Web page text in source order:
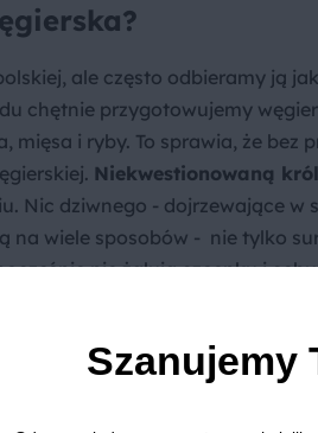
ale często odbieramy ją
chętnie przygotowujemy
mięsa i ryby. To sprawia, że bez
Niekwestionowaną
Nic dziwnego - dojrzewające w
na wiele sposobów - nie tylko
nie żałują czosnku i
wyjątkowe danie. Z
jak karp, sum, sandacz czy
z którymi poradzą sobie nawet
węgierskiej
Szanujemy